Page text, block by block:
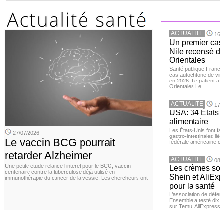
27/07/2026
Le vaccin BCG pourrait
retarder Alzheimer
Une petite étude relance l’intérêt pour le BCG, vaccin
centenaire contre la tuberculose déjà utilisé en
immunothérapie du cancer de la vessie. Les chercheurs ont
ACTUALITE
Un premier
Nile recensé
Orientales
Santé publique
cas autochtone de
en 2026. Le patient
Orientales.Le
ACTUALITE
USA: 34
alimentaire
Les États-Unis font
gastro-intestinales
fédérale américaine
ACTUALITE
Les crèmes
Shein et
pour la santé
L’association de
Ensemble a testé
sur Temu,